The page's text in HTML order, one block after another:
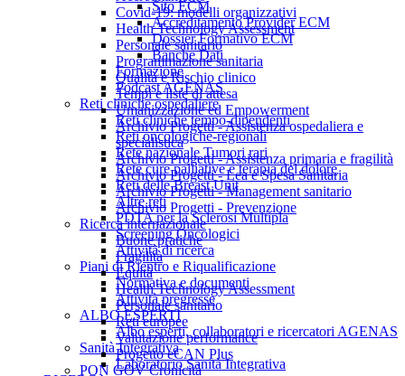
Covid-19: modelli organizzativi
Health Technology Assessment
Personale sanitario
Programmazione sanitaria
Qualità e Rischio clinico
Tempi e liste di attesa
Umanizzazione ed Empowerment
Archivio Progetti - Assistenza ospedaliera e
specialistica
Archivio Progetti - Assistenza primaria e fragilità
Archivio Progetti - Lea e Spesa Sanitaria
Archivio Progetti - Management sanitario
Archivio Progetti - Prevenzione
Ricerca internazionale
Buone pratiche
Fragilità
Equità
Health Technology Assessment
Personale sanitario
Reti europee
Valutazione performance
Progetto eCAN Plus
PON GOV Cronicità
Sito ECM
Accreditamento Provider ECM
Dossier Formativo ECM
Banche Dati
Formazione
Podcast AGENAS
Reti cliniche ospedaliere
Reti cliniche tempo-dipendenti
Reti oncologiche-regionali
Rete nazionale Tumori rari
Rete cure palliative e terapia del dolore
Reti delle Breast Unit
Altre reti
PDTA per la Sclerosi Multipla
Screening Oncologici
Attività di ricerca
Piani di Rientro e Riqualificazione
Normativa e documenti
Attività pregresse
ALBO ESPERTI
Albo esperti, collaboratori e ricercatori AGENAS
Sanità Integrativa
Laboratorio Sanità Integrativa